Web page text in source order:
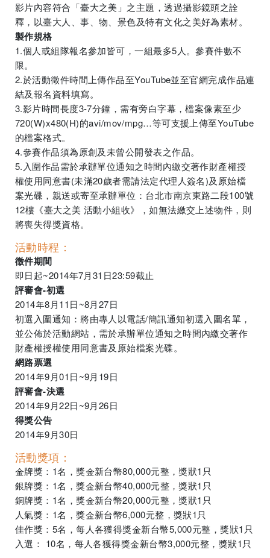
影片內容符合「臺大之美」之主題，透過攝影鏡頭之詮
釋，以臺大人、事、物、景色及特有文化之美好為素材。
製作規格
1.個人或組隊報名參加皆可，一組最多5人。參賽件數不
限。
2.於活動徵件時間上傳作品至YouTube並至官網完成作品連
結及報名資料填寫。
3.影片時間長度3-7分鐘，需有旁白字幕，檔案像素至少
720(W)x480(H)的avi/mov/mpg…等可支援上傳至YouTube
的檔案格式。
4.參賽作品須為原創及未曾公開發表之作品。
5.入圍作品需於承辦單位通知之時間內繳交著作財產權授
權使用同意書(未滿20歲者需請法定代理人簽名)及原始檔
案光碟，親送或寄至承辦單位：台北市南京東路二段100號
12樓《臺大之美 活動小組收》，如無法繳交上述物件，則
將喪失得獎資格。
活動時程：
徵件期間
即日起~2014年7月31日23:59截止
評審會-初選
2014年8月11日~8月27日
初選入圍通知：將由專人以電話/簡訊通知初選入圍名單，
並公佈於活動網站，需於承辦單位通知之時間內繳交著作
財產權授權使用同意書及原始檔案光碟。
網路票選
2014年9月01日~9月19日
評審會-決選
2014年9月22日~9月26日
得獎公告
2014年9月30日
活動獎項：
金牌獎：1名，獎金新台幣80,000元整，獎狀1只
銀牌獎：1名，獎金新台幣40,000元整，獎狀1只
銅牌獎：1名，獎金新台幣20,000元整，獎狀1只
人氣獎：1名，獎金新台幣6,000元整，獎狀1只
佳作獎：5名，每人各獲得獎金新台幣5,000元整，獎狀1只
入選： 10名，每人各獲得獎金新台幣3,000元整，獎狀1只